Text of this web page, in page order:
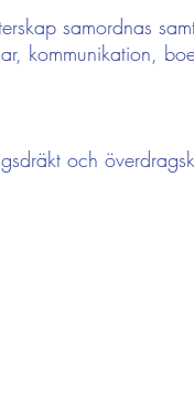
samordnas
kommunikation,
och